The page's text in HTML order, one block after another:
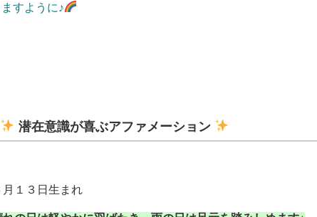
すように♪
潜在意識が喜ぶアファメーション
月１３日生まれ